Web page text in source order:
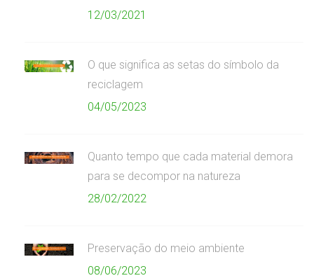
12/03/2021
O que significa as setas do símbolo da
reciclagem
04/05/2023
Quanto tempo que cada material demora
para se decompor na natureza
28/02/2022
Preservação do meio ambiente
08/06/2023